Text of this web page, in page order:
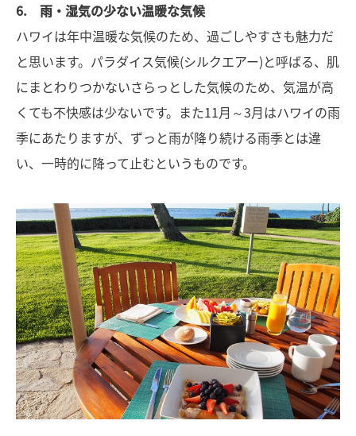
6. 雨・湿気の少ない温暖な気候
ハワイは年中温暖な気候のため、過ごしやすさも魅力だ
と思います。パラダイス気候(シルクエアー)と呼ばる、肌
にまとわりつかないさらっとした気候のため、気温が高
くても不快感は少ないです。また11月～3月はハワイの雨
季にあたりますが、ずっと雨が降り続ける雨季とは違
い、一時的に降って止むというものです。